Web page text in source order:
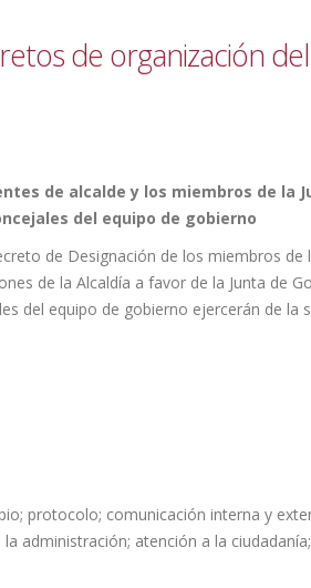
de organización del
de alcalde y los miembros de la
del equipo de gobierno
de Designación de los miembros de
de la Alcaldía a favor de la Junta de
del equipo de gobierno ejercerán de la
protocolo; comunicación interna y
administración; atención a la ciudadanía;